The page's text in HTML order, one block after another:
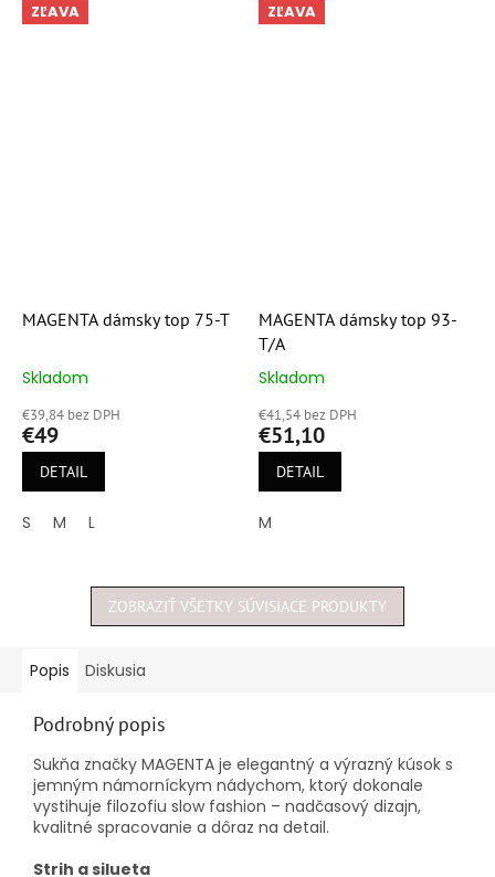
ZĽAVA
MAGENTA dámsky top 75-T
Priemerné
produktu
je
5,0
hviezdičiek.
Skladom
€39,84 bez DPH
€49
DETAIL
S M L
ZĽAVA
MAGENTA dámsky top 93-
T/A
Priemerné
produktu
je
5,0
hviezdičiek.
Skladom
€41,54 bez DPH
€51,10
DETAIL
M
ZOBRAZIŤ VŠETKY SÚVISIACE PRODUKTY
Popis Diskusia
Podrobný popis
Sukňa značky MAGENTA je elegantný a výrazný kúsok s
jemným námorníckym nádychom, ktorý dokonale
vystihuje filozofiu slow fashion – nadčasový dizajn,
kvalitné spracovanie a dôraz na detail.
Strih a silueta